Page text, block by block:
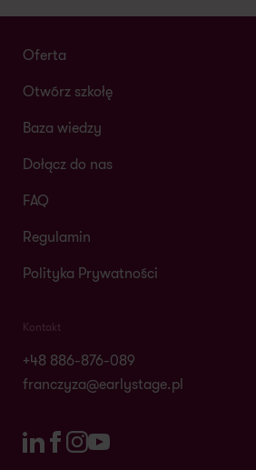
Oferta
Otwórz szkołę
Baza wiedzy
Dołącz do nas
FAQ
Regulamin
Polityka Prywatności
Kontakt
+48 886-876-089
franczyza@earlystage.pl